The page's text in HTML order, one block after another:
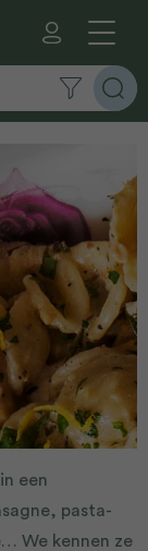
een
pasta-
We kennen ze